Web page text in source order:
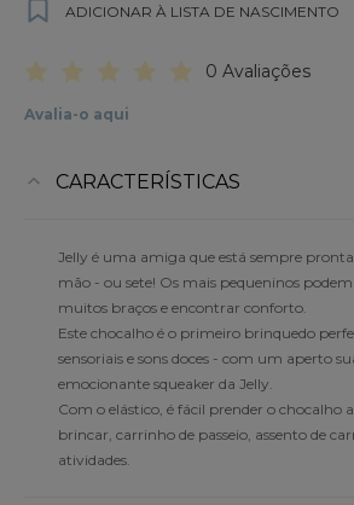
ADICIONAR À LISTA DE NASCIMENTO
0 Avaliações
Avalia-o aqui
CARACTERÍSTICAS
Jelly é uma amiga que está sempre
mão - ou sete! Os mais pequeninos
muitos braços e encontrar conforto.
Este chocalho é o primeiro brinquedo
sensoriais e sons doces - com um aperto
emocionante squeaker da Jelly.
Com o elástico, é fácil prender o chocalho
brincar, carrinho de passeio, assento de
atividades.